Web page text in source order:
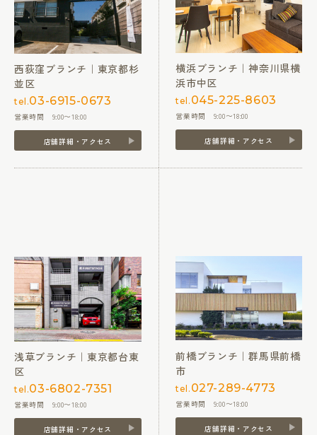
西荻窪ブランチ｜東京都杉
並区
tel.03-6915-0673
営業時間 9:00〜18:00
店舗詳細・アクセス
横浜ブランチ｜神奈川県横
浜市中区
tel. 045-225-8603
営業時間 9:00〜18:00
店舗詳細・アクセス
浅草ブランチ｜東京都台東
区
tel.03-6802-7351
営業時間 9:00〜18:00
店舗詳細・アクセス
前橋ブランチ｜群馬県前橋
市
tel. 027-289-4773
営業時間 9:00〜18:00
店舗詳細・アクセス